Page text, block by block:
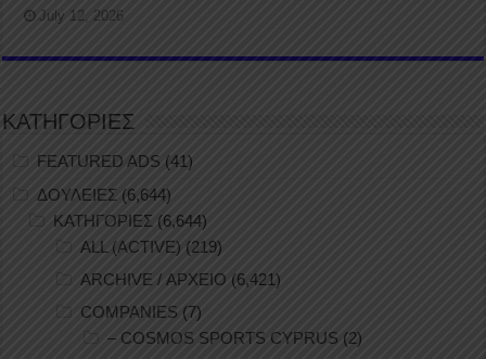
July 12, 2026
ΚΑΤΗΓΟΡΙΕΣ
FEATURED ADS (41)
ΔΟΥΛΕΙΕΣ (6,644)
ΚΑΤΗΓΟΡΙΕΣ (6,644)
ALL (ACTIVE) (219)
ARCHIVE / ΑΡΧΕΙΟ (6,421)
COMPANIES (7)
– COSMOS SPORTS CYPRUS (2)